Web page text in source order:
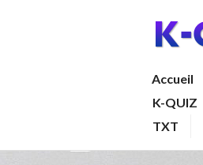
Accueil
K-QUIZ
TXT